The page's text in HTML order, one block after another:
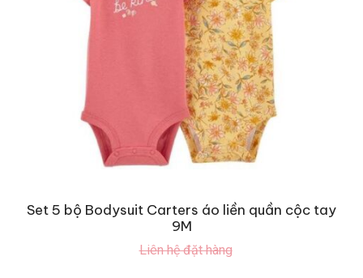
Set 5 bộ Bodysuit Carters áo liền quần cộc tay
9M
Liên hệ đặt hàng